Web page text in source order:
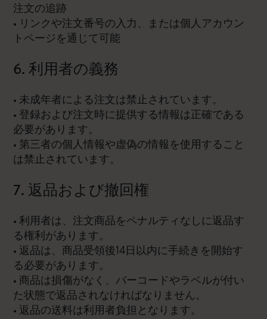
注文の追跡
• リンクや注文番号の入力、または個人アカウン
トページを通じて可能
6. 利用者の義務
• 未成年者による注文は禁止されています。
• 登録および注文時に提供する情報は正確である
必要があります。
• 第三者の個人情報や虚偽の情報を使用すること
は禁止されています。
7. 返品および撤回権
• 利用者は、注文商品をペナルティなしに返品す
る権利があります。
• 返品は、商品受領後14日以内に手続きを開始す
る必要があります。
• 商品は損傷がなく、バーコードやラベルが付い
た状態で返品されなければなりません。
• 返品の送料は利用者負担となります。